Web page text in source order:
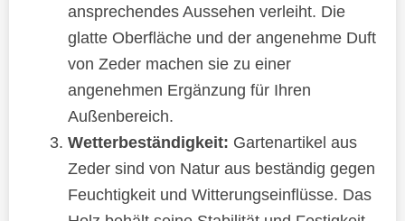
ansprechendes Aussehen verleiht. Die
glatte Oberfläche und der angenehme Duft
von Zeder machen sie zu einer
angenehmen Ergänzung für Ihren
Außenbereich.
Wetterbeständigkeit: Gartenartikel aus
Zeder sind von Natur aus beständig gegen
Feuchtigkeit und Witterungseinflüsse. Das